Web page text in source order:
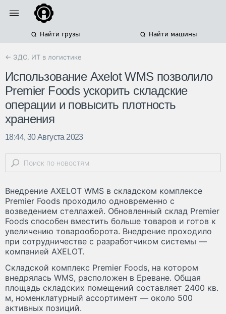
Найти грузы Найти машины
← ЭДО, ИТ в логистике
Использование Axelot WMS позволило
Premier Foods ускорить складские
операции и повысить плотность
хранения
18:44, 30 Августа 2023
Внедрение AXELOT WMS в складском комплексе
Premier Foods проходило одновременно с
возведением стеллажей. Обновленный склад Premier
Foods способен вместить больше товаров и готов к
увеличению товарооборота. Внедрение проходило
при сотрудничестве с разработчиком системы —
компанией AXELOT.
Складской комплекс Premier Foods, на котором
внедрялась WMS, расположен в Ереване. Общая
площадь складских помещений составляет 2400 кв.
м, номенклатурный ассортимент — около 500
активных позиций.